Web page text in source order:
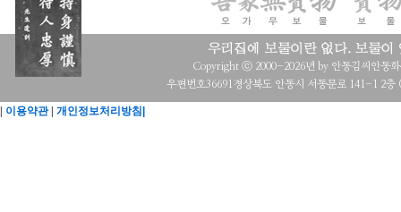
이용약관| 개인정보처리방침|
Copyright ⓒ 2000-2026년 by 안동김씨안동
우편번호36691경상북도 안동시 서동문로 141-1 2